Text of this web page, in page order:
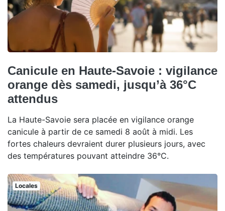
Canicule en Haute-Savoie : vigilance
orange dès samedi, jusqu’à 36°C
attendus
La Haute-Savoie sera placée en vigilance orange
canicule à partir de ce samedi 8 août à midi. Les
fortes chaleurs devraient durer plusieurs jours, avec
des températures pouvant atteindre 36°C.
Locales